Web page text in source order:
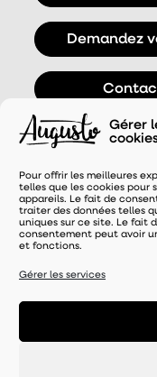
Gérer
Pour offrir les meilleures
telles que les cookies pour
appareils. Le fait de
traiter des données telles
uniques sur ce site. Le fait
consentement peut avoir
et fonctions.
Gérer les services
Demandez